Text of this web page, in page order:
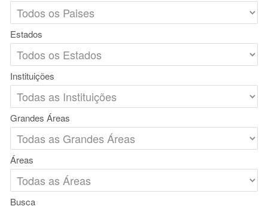
Estados
Instituições
Grandes Áreas
Áreas
Busca